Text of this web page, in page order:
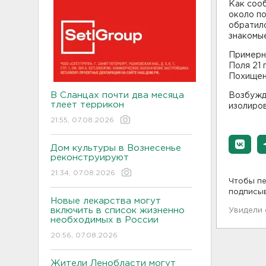
В Сланцах почти два месяца
тлеет террикон
21:55, 07.08.2026
Дом культуры в Вознесенье
реконструируют
21:34, 07.08.2026
Новые лекарства могут
включить в список жизненно
необходимых в России
20:56, 07.08.2026
Жители Ленобласти могут
Как
около
Поля 21
Чтобы
Увидели